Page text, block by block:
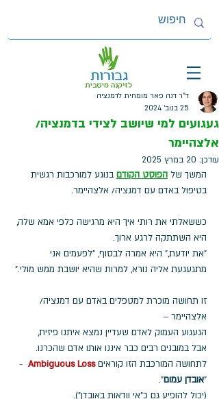
געגועים למי שיושב לצידי בדמנציה/
אלצהיימר
ד"ר דנה פאר מומחית לדמנציה
25 בנוב׳ 2024
עודכן: 20 במרץ 2025
המשך של הפוסט הקודם בנוגע למורכבות רגשית
בטיפול באדם עם דמנציה/ אלצהיימר.
כששאלתי את רותי איך היא מרגישה כלפי אמא שלה,
היא השתתקה לרגע ארוך.
"את יודעת," היא אמרה לבסוף, "לפעמים אני
מתגעגעת אליה נורא, למרות שהיא יושבת ממש מולי."
זו תחושה מוכרת למטפלים באדם עם דמנציה/
אלצהיימר –
הגעגוע העמוק לאדם שעדיין נמצא איתנו פיזית,
אבל במובנים רבים כבר איננו אותו אדם שהכרנו.
לתחושה המורכבת הזו קוראים Ambiguous Loss
-
"אובדן עמום".
(יכול להופיע גם כ"אי וודאות באובדן").